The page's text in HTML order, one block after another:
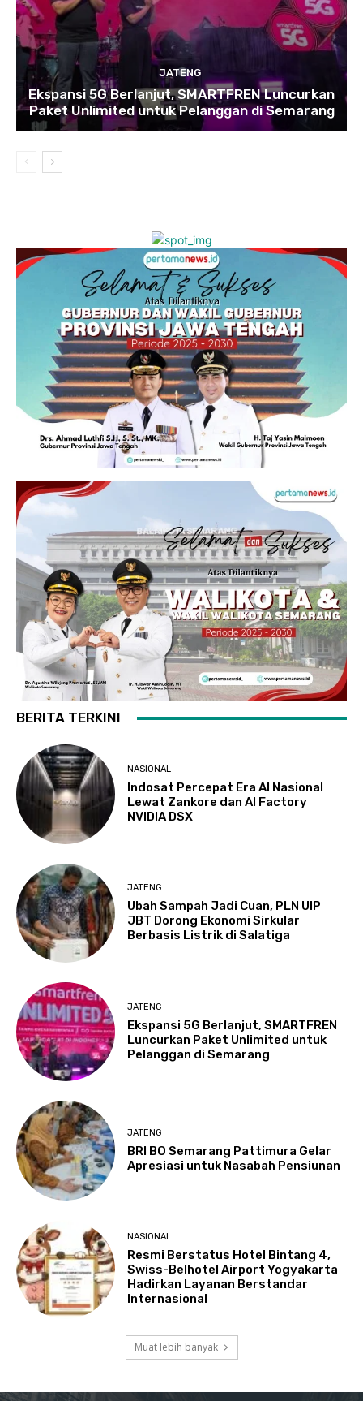
JATENG
Ekspansi 5G Berlanjut, SMARTFREN Luncurkan
Paket Unlimited untuk Pelanggan di Semarang
BERITA TERKINI
NASIONAL
Indosat Percepat Era AI Nasional
Lewat Zankore dan AI Factory
NVIDIA DSX
JATENG
Ubah Sampah Jadi Cuan, PLN UIP
JBT Dorong Ekonomi Sirkular
Berbasis Listrik di Salatiga
JATENG
Ekspansi 5G Berlanjut, SMARTFREN
Luncurkan Paket Unlimited untuk
Pelanggan di Semarang
JATENG
BRI BO Semarang Pattimura Gelar
Apresiasi untuk Nasabah Pensiunan
NASIONAL
Resmi Berstatus Hotel Bintang 4,
Swiss-Belhotel Airport Yogyakarta
Hadirkan Layanan Berstandar
Internasional
Muat lebih banyak